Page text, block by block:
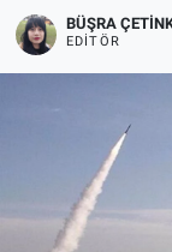
BÜŞRA
EDITÖR